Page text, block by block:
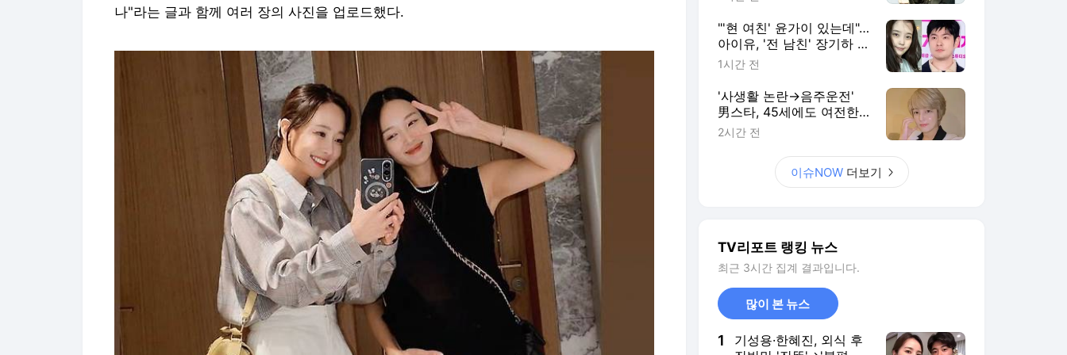
나"라는 글과 함께 여러 장의 사진을 업로드했다.
"'현 여친' 윤가이 있는데"…
아이유, '전 남친' 장기하 노
래 언급에 갑론을박
1시간 전
'사생활 논란→음주운전'
男스타, 45세에도 여전한
꽃미모…母과 달달한 시간
2시간 전
이슈NOW 더보기
TV리포트 랭킹 뉴스
최근 3시간 집계 결과입니다.
많이 본 뉴스
1
기성용·한혜진, 외식 후